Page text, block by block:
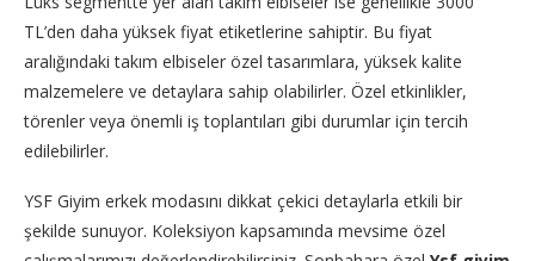
TL’den daha yüksek fiyat etiketlerine sahiptir. Bu fiyat
aralığındaki takım elbiseler özel tasarımlara, yüksek kalite
malzemelere ve detaylara sahip olabilirler. Özel etkinlikler,
törenler veya önemli iş toplantıları gibi durumlar için tercih
edilebilirler.
YSF Giyim erkek modasını dikkat çekici detaylarla etkili bir
şekilde sunuyor. Koleksiyon kapsamında mevsime özel